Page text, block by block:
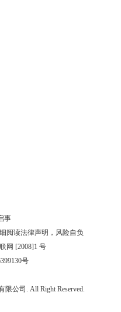
事
阅读法律声明 ，风险自负
网 [2008]1 号
号
公司. All Right Reserved.